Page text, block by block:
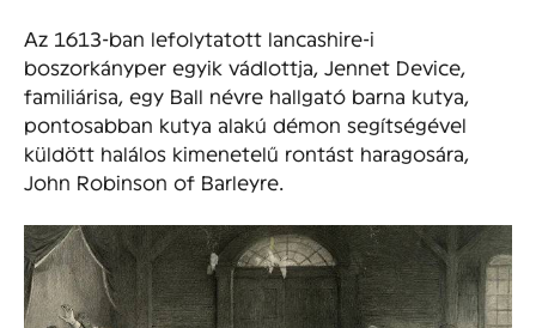
Az 1613-ban lefolytatott lancashire-i
boszorkányper egyik vádlottja, Jennet Device,
familiárisa, egy Ball névre hallgató barna kutya,
pontosabban kutya alakú démon segítségével
küldött halálos kimenetelű rontást haragosára,
John Robinson of Barleyre.